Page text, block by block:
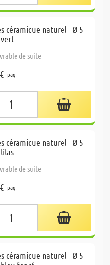
céramique naturel - Ø 5
de suite
paq.
céramique naturel - Ø 5
de suite
paq.
céramique naturel - Ø 5